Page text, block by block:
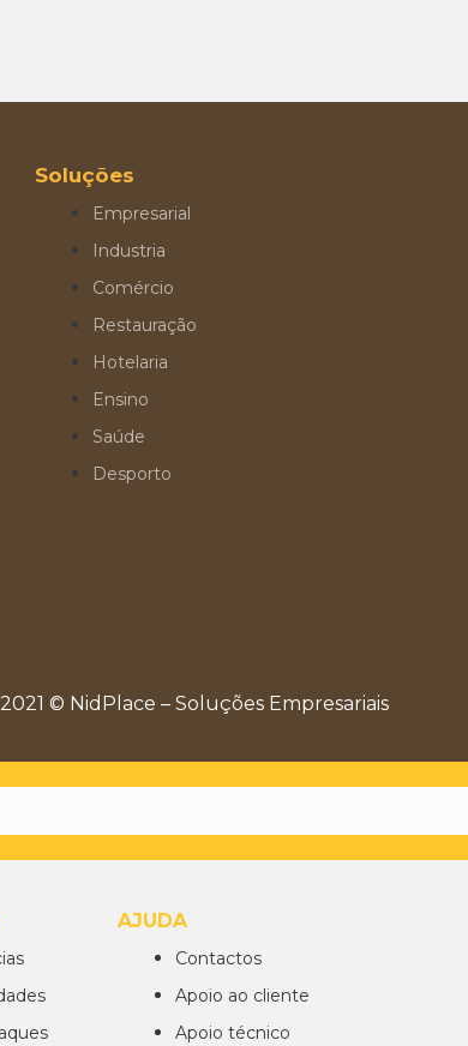
Soluções
Empresarial
Industria
Comércio
Restauração
Hotelaria
Ensino
Saúde
Desporto
2021 © NidPlace – Soluções Empresariais
AJUDA
Contactos
Apoio ao cliente
Apoio técnico